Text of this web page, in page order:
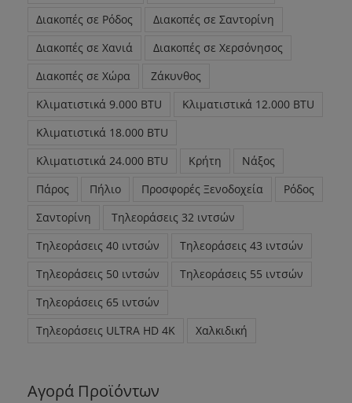
Διακοπές σε Ρόδος
Διακοπές σε Σαντορίνη
Διακοπές σε Χανιά
Διακοπές σε Χερσόνησος
Διακοπές σε Χώρα
Ζάκυνθος
Κλιματιστικά 9.000 BTU
Κλιματιστικά 12.000 BTU
Κλιματιστικά 18.000 BTU
Κλιματιστικά 24.000 BTU
Κρήτη
Νάξος
Πάρος
Πήλιο Προσφορές Ξενοδοχεία
Ρόδος
Σαντορίνη
Τηλεοράσεις 32 ιντσών
Τηλεοράσεις 40 ιντσών
Τηλεοράσεις 43 ιντσών
Τηλεοράσεις 50 ιντσών
Τηλεοράσεις 55 ιντσών
Τηλεοράσεις 65 ιντσών
Τηλεοράσεις ULTRA HD 4K
Χαλκιδική
Αγορά Προϊόντων